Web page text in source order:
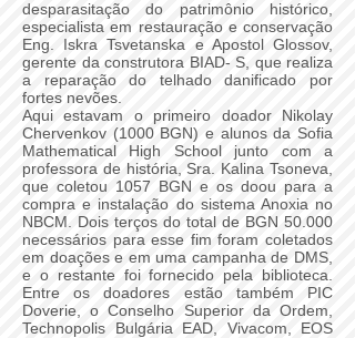
desparasitação do patrimônio histórico,
especialista em restauração e conservação
Eng. Iskra Tsvetanska e Apostol Glossov,
gerente da construtora BIAD- S, que realiza
a reparação do telhado danificado por
fortes nevões.
Aqui estavam o primeiro doador Nikolay
Chervenkov (1000 BGN) e alunos da Sofia
Mathematical High School junto com a
professora de história, Sra. Kalina Tsoneva,
que coletou 1057 BGN e os doou para a
compra e instalação do sistema Anoxia no
NBCM. Dois terços do total de BGN 50.000
necessários para esse fim foram coletados
em doações e em uma campanha de DMS,
e o restante foi fornecido pela biblioteca.
Entre os doadores estão também PIC
Doverie, o Conselho Superior da Ordem,
Technopolis Bulgária EAD, Vivacom, EOS